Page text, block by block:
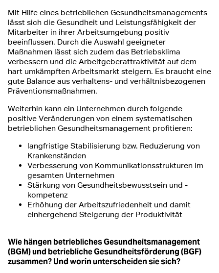
Mit Hilfe eines betrieblichen Gesundheitsmanagements
lässt sich die Gesundheit und Leistungsfähigkeit der
Mitarbeiter in ihrer Arbeitsumgebung positiv
beeinflussen. Durch die Auswahl geeigneter
Maßnahmen lässt sich zudem das Betriebsklima
verbessern und die Arbeitgeberattraktivität auf dem
hart umkämpften Arbeitsmarkt steigern. Es braucht eine
gute Balance aus verhaltens- und verhältnisbezogenen
Präventionsmaßnahmen.
Weiterhin kann ein Unternehmen durch folgende
positive Veränderungen von einem systematischen
betrieblichen Gesundheitsmanagement profitieren:
langfristige Stabilisierung bzw. Reduzierung von
Krankenständen
Verbesserung von Kommunikationsstrukturen im
gesamten Unternehmen
Stärkung von Gesundheitsbewusstsein und -
kompetenz
Erhöhung der Arbeitszufriedenheit und damit
einhergehend Steigerung der Produktivität
Wie hängen betriebliches Gesundheitsmanagement
(BGM) und betriebliche Gesundheitsförderung (BGF)
zusammen? Und worin unterscheiden sie sich?